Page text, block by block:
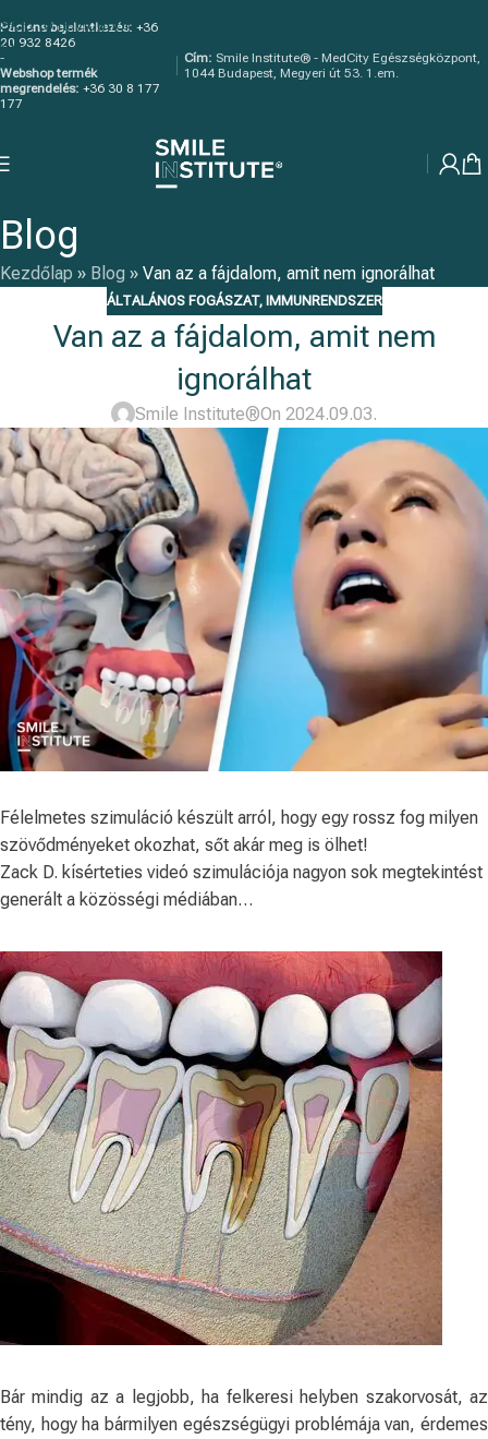
Skip to navigation
Skip to main content
Páciens bejelentkezés: +36
20 932 8426
-
Webshop termék
megrendelés: +36 30 8 177
177
Cím: Smile Institute® - MedCity Egészségközpont,
1044 Budapest, Megyeri út 53. 1.em.
Blog
Kezdőlap » Blog » Van az a fájdalom, amit nem ignorálhat
ÁLTALÁNOS FOGÁSZAT, IMMUNRENDSZER
Van az a fájdalom, amit nem
ignorálhat
Smile Institute®On 2024.09.03.
Félelmetes szimuláció készült arról, hogy egy rossz fog milyen
szövődményeket okozhat, sőt akár meg is ölhet!
Zack D. kísérteties videó szimulációja nagyon sok megtekintést
generált a közösségi médiában…
Bár mindig az a legjobb, ha felkeresi helyben szakorvosát, az
tény, hogy ha bármilyen egészségügyi problémája van, érdemes